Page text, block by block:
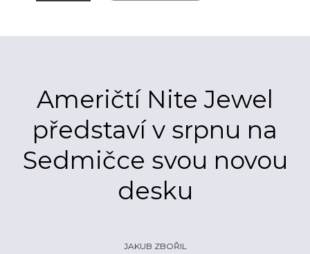
ARTEIN
ECHOLOKÁTOR
CZECH IT
ROZHOVORY
FOTOGALERIE
INFO
Američtí Nite Jewel
představí v srpnu na
Sedmičce svou novou
desku
JAKUB ZBOŘIL